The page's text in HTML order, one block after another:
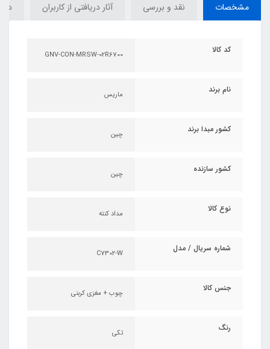
مشخصات نقد و بررسی آثار دریافتی از کاربران
کد کالا GNV-CON-MRSW-02R6700
نام برند ماریس
کشور مبدا برند چین
کشور سازنده چین
نوع کالا مداد کنته
شماره سریال / مدل C7302-W
جنس کالا چوب + مغزی کربنی
رنگ تکی